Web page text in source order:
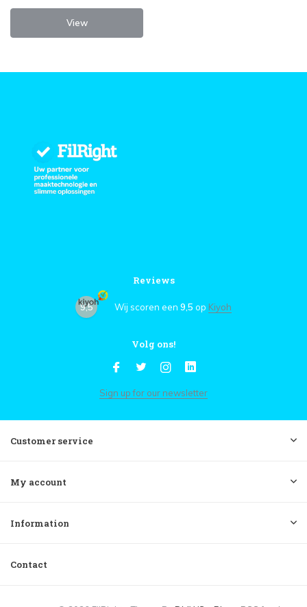
View
Reviews
9,5 Wij scoren een 9,5 op Kiyoh
Volg ons!
Sign up for our newsletter
Customer service
My account
Information
Contact